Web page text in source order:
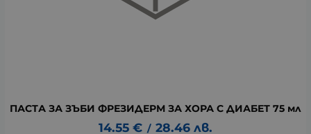
ПАСТА ЗА ЗЪБИ ФРЕЗИДЕРМ ЗА ХОРА С ДИАБЕТ 75 мл
14.55 € / 28.46 лв.